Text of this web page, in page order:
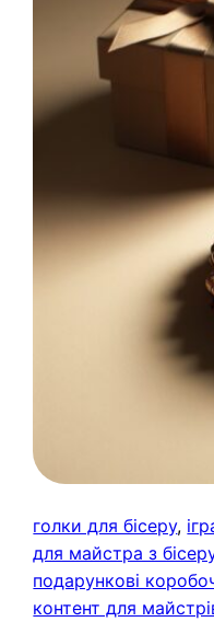
голки для бісеру,
для майстра з
подарункові
контент для